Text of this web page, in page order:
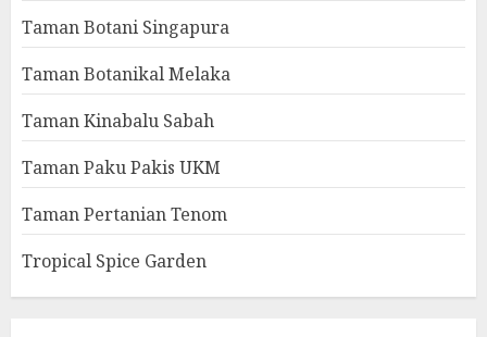
Taman Botani Singapura
Taman Botanikal Melaka
Taman Kinabalu Sabah
Taman Paku Pakis UKM
Taman Pertanian Tenom
Tropical Spice Garden